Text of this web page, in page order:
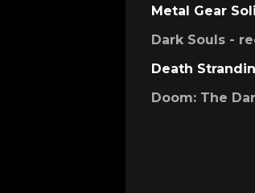
Metal Gear
Dark Souls -
Death
Doom: The